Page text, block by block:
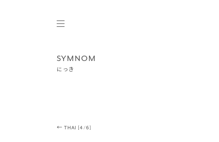
SYMNOM
にっき
Post navigation
← THAI [4/6]